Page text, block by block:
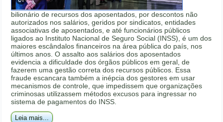
bilionário de recursos dos aposentados, por descontos não
autorizados nos salários, geridos por sindicatos, entidades
associativas de aposentados, e até funcionários públicos
ligados ao Instituto Nacional de Seguro Social (INSS), é um dos
maiores escândalos financeiros na área pública do país, nos
últimos anos. O assalto aos salários dos aposentados
evidencia a dificuldade dos órgãos públicos em geral, de
fazerem uma gestão correta dos recursos públicos. Essa
fraude escancara também a inépcia dos gestores em usar
mecanismos de controle, que impedissem que organizações
criminosas utilizassem métodos excusos para ingressar no
sistema de pagamentos do INSS.
Leia mais...